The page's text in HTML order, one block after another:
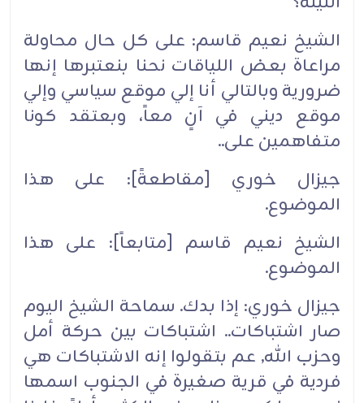
الشيخ نعيم قاسم: على كل حال محاولة
مراعاة بعض اللياقات نحنا بنعتبرها إنها
ضرورية وبالتالي أنا إلي موقع سياسي وإلي
موقع ديني في آنٍ معاً، وبعتقد كونا
متفاهمين على..‏
جيزال خوري [مقاطعةً]: على هذا
الموضوع.‏
الشيخ نعيم قاسم [متابعاً]: على هذا
الموضوع.‏
جيزال خوري: إذا بدك. سماحة الشيخ اليوم
صار اشتباكات.. اشتباكات بين حركة أمل
وحزب الله, عم بتقولوا إنه الاشتباكات هي
فردية في قرية صغيرة في الجنوب اسمها